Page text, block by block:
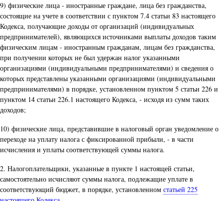
9) физические лица - иностранные граждане, лица без гражданства,
состоящие на учете в соответствии с пунктом 7.4 статьи 83 настоящего
Кодекса, получающие доходы от организаций (индивидуальных
предпринимателей), являющихся источниками выплаты доходов таким
физическим лицам - иностранным гражданам, лицам без гражданства,
при получении которых не был удержан налог указанными
организациями (индивидуальными предпринимателями) и сведения о
которых представлены указанными организациями (индивидуальными
предпринимателями) в порядке, установленном пунктом 5 статьи 226 и
пунктом 14 статьи 226.1 настоящего Кодекса, - исходя из сумм таких
доходов;
10) физические лица, представившие в налоговый орган уведомление о
переходе на уплату налога с фиксированной прибыли, - в части
исчисления и уплаты соответствующей суммы налога.
2. Налогоплательщики, указанные в пункте 1 настоящей статьи,
самостоятельно исчисляют суммы налога, подлежащие уплате в
соответствующий бюджет, в порядке, установленном статьей 225